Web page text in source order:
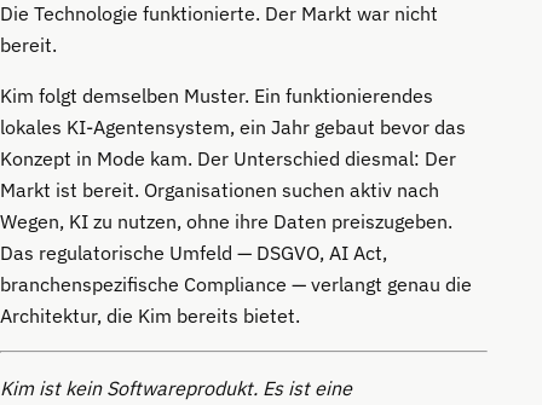
Die Technologie funktionierte. Der Markt war nicht
bereit.
Kim folgt demselben Muster. Ein funktionierendes
lokales KI-Agentensystem, ein Jahr gebaut bevor das
Konzept in Mode kam. Der Unterschied diesmal: Der
Markt ist bereit. Organisationen suchen aktiv nach
Wegen, KI zu nutzen, ohne ihre Daten preiszugeben.
Das regulatorische Umfeld — DSGVO, AI Act,
branchenspezifische Compliance — verlangt genau die
Architektur, die Kim bereits bietet.
Kim ist kein Softwareprodukt. Es ist eine